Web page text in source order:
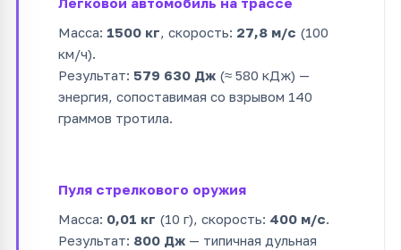
Масса: 1500 кг, скорость: 27,8 м/с (100
км/ч).
Результат: 579 630 Дж (≈ 580 кДж) —
энергия, сопоставимая со взрывом 140
граммов тротила.
Пуля стрелкового оружия
Масса: 0,01 кг (10 г), скорость: 400 м/с.
Результат: 800 Дж — типичная дульная